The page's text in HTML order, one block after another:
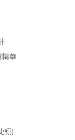
華
翎)